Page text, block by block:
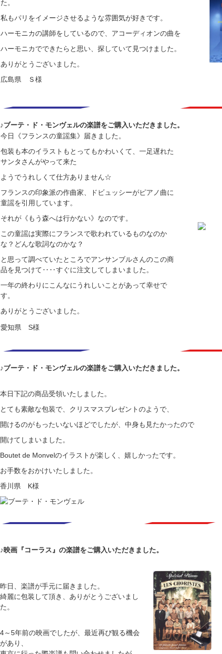
た。
私もパリをイメージさせるような雰囲気が好きです。
ハーモニカの講師をしているので、アコーディオンの曲を
ハーモニカでできたらと思い、探していて見つけました。
ありがとうございました。
広島県 Ｓ様
♪ブーテ・ド・モンヴェルの楽譜をご購入いただきました。
今日《フランスの童謡集》届きました。
包装も本のイラストもとってもかわいくて、一足遅れた
サンタさんがやって来た
ようでうれしくて仕方ありません☆
フランスの印象派の作曲家、ドビュッシーがピアノ曲に
童謡を引用しています。
それが《もう森へは行かない》なのです。
この童謡は実際にフランスで歌われているものなのか
な？どんな歌詞なのかな？
と思って調べていたところでアンサンブルさんのこの商
品を見つけて‥‥すぐに注文してしまいました。
一年の終わりにこんなにうれしいことがあって幸せで
す。
ありがとうございました。
愛知県 S様
♪ブーテ・ド・モンヴェルの楽譜をご購入いただきました。
本日下記の商品受領いたしました。
とても素敵な包装で、クリスマスプレゼントのようで、
開けるのがもったいないほどでしたが、中身も見たかったので
開けてしまいました。
Boutet de Monvelのイラストが楽しく、嬉しかったです。
お手数をおかけいたしました。
香川県 K様
♪映画『コーラス』の楽譜をご購入いただきました。
昨日、楽譜が手元に届きました。
綺麗に包装して頂き、ありがとうございまし
た。
4～5年前の映画でしたが、最近再び観る機会
があり、